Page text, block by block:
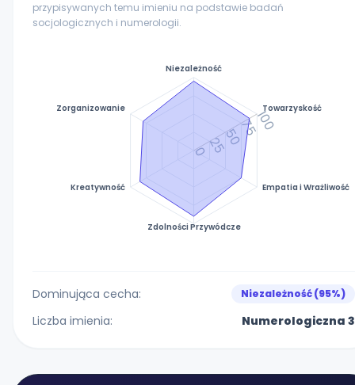
przypisywanych temu imieniu na podstawie badań
socjologicznych i numerologii.
Niezależność
Towarzyskość
Empatia i Wrażliwość
Zdolności Przywódcze
Kreatywność
Zorganizowanie
0255075100
Dominująca cecha: Niezależność (95%)
Liczba imienia: Numerologiczna 3